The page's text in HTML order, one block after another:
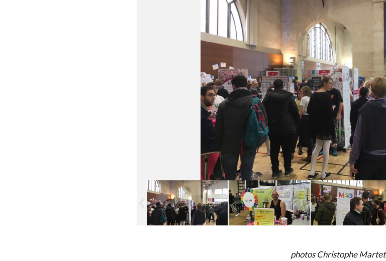
photos Christophe Martet